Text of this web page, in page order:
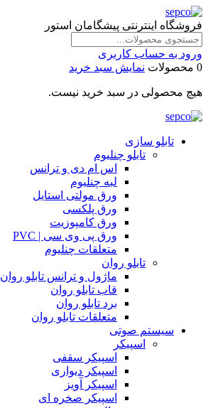
فروشگاه اینترنتی پیشگامان استور
ورود به حساب کاربری
0 محصولات
نمایش سبد خرید
هیچ محصولی در سبد خرید نیست.
تابلو سازی
تابلو چنلیوم
اس ام دی و ترانس
لبه چنلیوم
ورق مولتی استایل
ورق پلکسی
ورق کامپوزیت
ورق پی وی سی | PVC
متعلقات چنلیوم
تابلو روان
ماژول و ترانس تابلو روان
قاب تابلو روان
برد تابلو روان
متعلقات تابلو روان
سیستم صوتی
اسپیکر
اسپیکر سقفی
اسپیکر دیواری
اسپیکر آویز
اسپیکر صخره ای